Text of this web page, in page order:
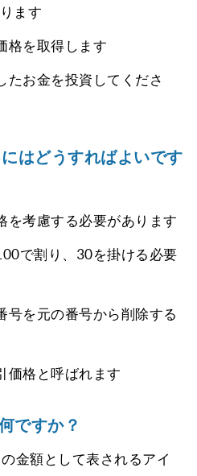
ます
格を取得します
たお金を投資してくださ
はどうすればよいです
を考慮する必要があります
で割り、30を掛ける必要
号を元の番号から削除する
価格と呼ばれます
ですか？
金額として表されるアイ